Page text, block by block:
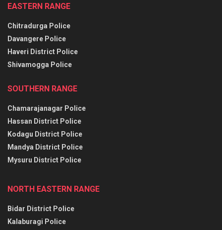
EASTERN RANGE
Chitradurga Police
Davangere Police
Haveri District Police
Shivamogga Police
SOUTHERN RANGE
Chamarajanagar Police
Hassan District Police
Kodagu District Police
Mandya District Police
Mysuru District Police
NORTH EASTERN RANGE
Bidar District Police
Kalaburagi Police